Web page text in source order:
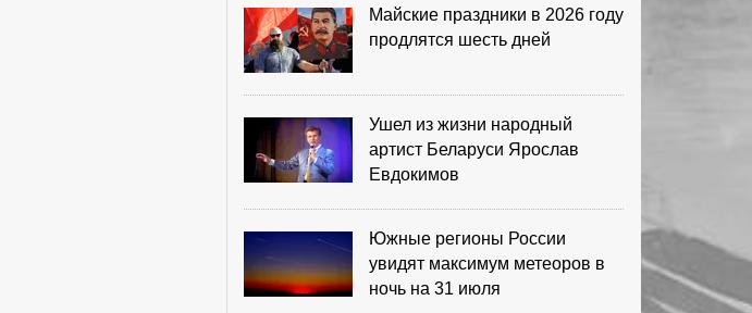
Майские праздники в 2026 году
продлятся шесть дней
Ушел из жизни народный
артист Беларуси Ярослав
Евдокимов
Южные регионы России
увидят максимум метеоров в
ночь на 31 июля